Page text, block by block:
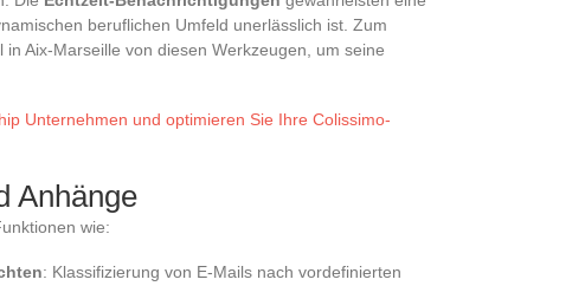
beruflichen Umfeld unerlässlich ist. Zum
Aix-Marseille von diesen Werkzeugen, um seine
Unternehmen und optimieren Sie Ihre Colissimo-
Anhänge
wie:
: Klassifizierung von E-Mails nach vordefinierten